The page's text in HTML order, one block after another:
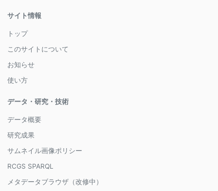
サイト情報
トップ
このサイトについて
お知らせ
使い方
データ・研究・技術
データ概要
研究成果
サムネイル画像ポリシー
RCGS SPARQL
メタデータブラウザ（改修中）